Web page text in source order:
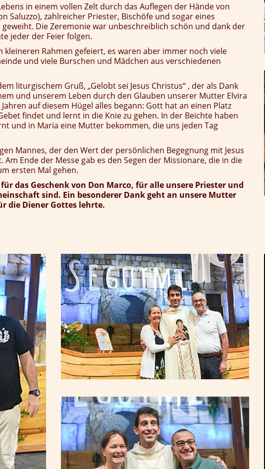
in einem vollen Zelt durch das Auflegen der Hände von
Saluzzo), zahlreicher Priester, Bischöfe und sogar eines
Die Zeremonie war unbeschreiblich schön und dank der
jeder der Feier folgen.
kleineren Rahmen gefeiert, es waren aber immer noch viele
und viele Burschen und Mädchen aus verschiedenen
liturgischem Gruß, „Gelobt sei Jesus Christus“ , der als Dank
und unserem Leben durch den Glauben unserer Mutter Elvira
auf diesem Hügel alles begann: Gott hat an einen Platz
findet und lernt in die Knie zu gehen. In der Beichte haben
und in Maria eine Mutter bekommen, die uns jeden Tag
Mannes, der den Wert der persönlichen Begegnung mit Jesus
Ende der Messe gab es den Segen der Missionare, die in die
ersten Mal gehen.
das Geschenk von Don Marco, für alle unsere Priester und
sind. Ein besonderer Dank geht an unsere Mutter
die Diener Gottes lehrte.